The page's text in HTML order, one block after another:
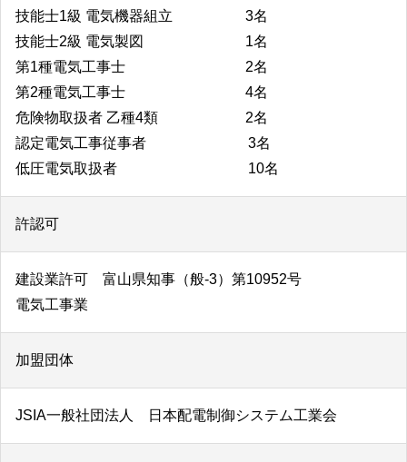
技能士1級 電気機器組立 3名
技能士2級 電気製図 1名
第1種電気工事士 2名
第2種電気工事士 4名
危険物取扱者 乙種4類 2名
認定電気工事従事者 3名
低圧電気取扱者 10名
許認可
建設業許可 富山県知事（般‐3）第10952号
電気工事業
加盟団体
JSIA一般社団法人 日本配電制御システム工業会